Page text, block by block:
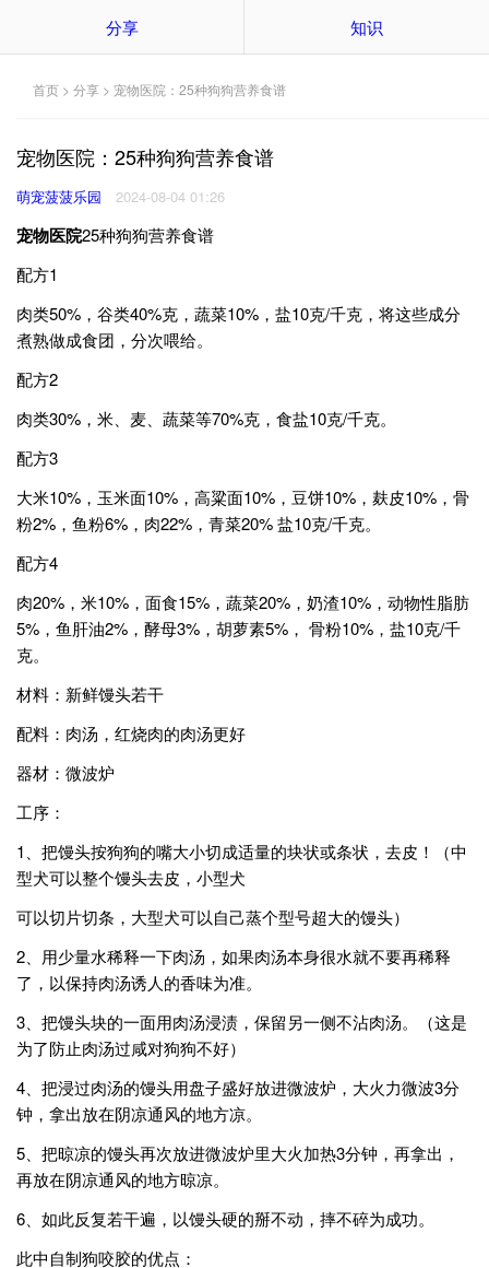
分享 知识
首页 > 分享 > 宠物医院：25种狗狗营养食谱
宠物医院：25种狗狗营养食谱
萌宠菠菠乐园 2024-08-04 01:26
宠物医院25种狗狗营养食谱
配方1
肉类50%，谷类40%克，蔬菜10%，盐10克/千克，将这些成分
煮熟做成食团，分次喂给。
配方2
肉类30%，米、麦、蔬菜等70%克，食盐10克/千克。
配方3
大米10%，玉米面10%，高粱面10%，豆饼10%，麸皮10%，骨
粉2%，鱼粉6%，肉22%，青菜20% 盐10克/千克。
配方4
肉20%，米10%，面食15%，蔬菜20%，奶渣10%，动物性脂肪
5%，鱼肝油2%，酵母3%，胡萝素5%， 骨粉10%，盐10克/千
克。
材料：新鲜馒头若干
配料：肉汤，红烧肉的肉汤更好
器材：微波炉
工序：
1、把馒头按狗狗的嘴大小切成适量的块状或条状，去皮！（中
型犬可以整个馒头去皮，小型犬
可以切片切条，大型犬可以自己蒸个型号超大的馒头）
2、用少量水稀释一下肉汤，如果肉汤本身很水就不要再稀释
了，以保持肉汤诱人的香味为准。
3、把馒头块的一面用肉汤浸渍，保留另一侧不沾肉汤。（这是
为了防止肉汤过咸对狗狗不好）
4、把浸过肉汤的馒头用盘子盛好放进微波炉，大火力微波3分
钟，拿出放在阴凉通风的地方凉。
5、把晾凉的馒头再次放进微波炉里大火加热3分钟，再拿出，
再放在阴凉通风的地方晾凉。
6、如此反复若干遍，以馒头硬的掰不动，摔不碎为成功。
此中自制狗咬胶的优点：